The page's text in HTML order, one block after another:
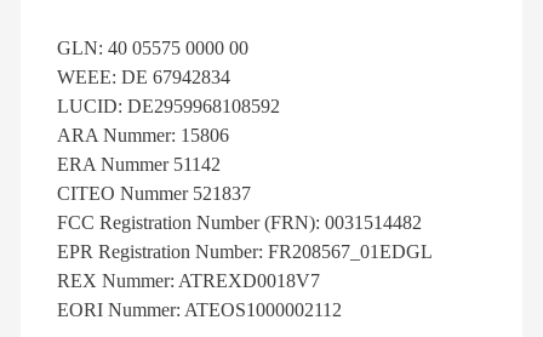
GLN: 40 05575 0000 00
WEEE: DE 67942834
LUCID: DE2959968108592
ARA Nummer: 15806
ERA Nummer 51142
CITEO Nummer 521837
FCC Registration Number (FRN): 0031514482
EPR Registration Number: FR208567_01EDGL
REX Nummer: ATREXD0018V7
EORI Nummer: ATEOS1000002112